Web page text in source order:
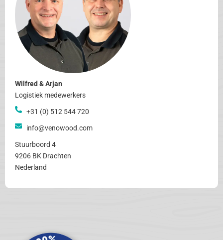
Wilfred & Arjan
Logistiek medewerkers
+31 (0) 512 544 720
info@venowood.com
Stuurboord 4
9206 BK Drachten
Nederland